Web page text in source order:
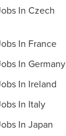
In Czech
In France
In Germany
In Ireland
In Italy
In Japan